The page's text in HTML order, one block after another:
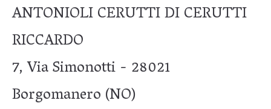
ANTONIOLI CERUTTI DI CERUTTI
RICCARDO
7, Via Simonotti - 28021
Borgomanero (NO)